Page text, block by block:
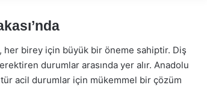
her birey için büyük bir öneme sahiptir. Diş
durumlar arasında yer alır. Anadolu
acil durumlar için mükemmel bir çözüm